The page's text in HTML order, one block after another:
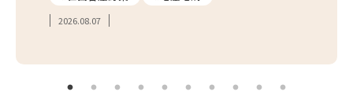
2026.08.07